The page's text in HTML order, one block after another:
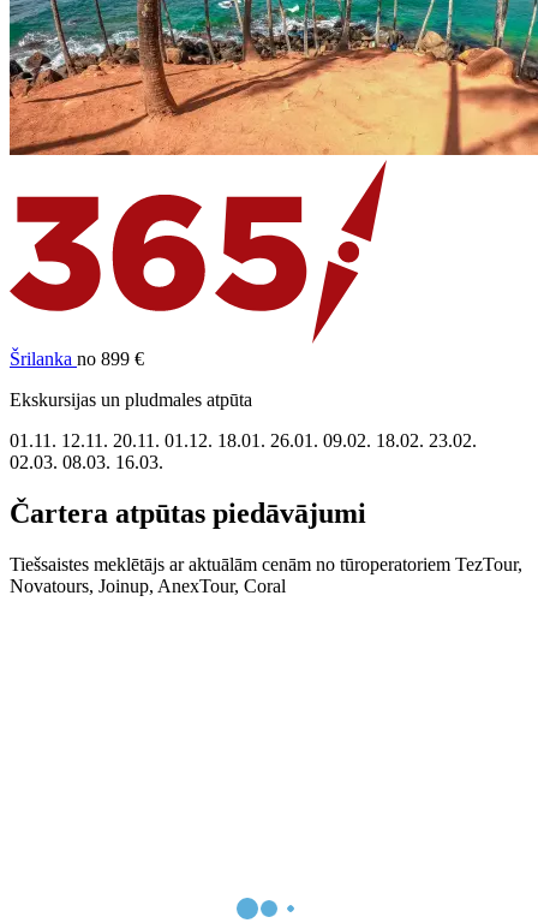
Šrilanka no 899 €
Ekskursijas un pludmales atpūta
01.11. 12.11. 20.11. 01.12. 18.01. 26.01. 09.02. 18.02. 23.02.
02.03. 08.03. 16.03.
Čartera atpūtas piedāvājumi
Tiešsaistes meklētājs ar aktuālām cenām no tūroperatoriem TezTour,
Novatours, Joinup, AnexTour, Coral